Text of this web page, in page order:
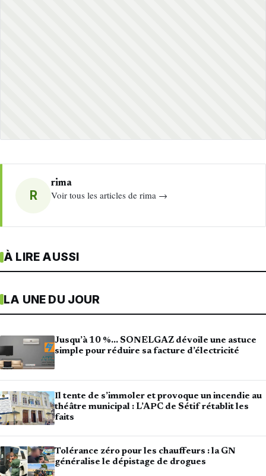
R
rima
Voir tous les articles de rima →
À LIRE AUSSI
LA UNE DU JOUR
Jusqu’à 10 %… SONELGAZ dévoile une astuce
simple pour réduire sa facture d’électricité
Il tente de s’immoler et provoque un incendie au
théâtre municipal : L’APC de Sétif rétablit les
faits
Tolérance zéro pour les chauffeurs : la GN
généralise le dépistage de drogues